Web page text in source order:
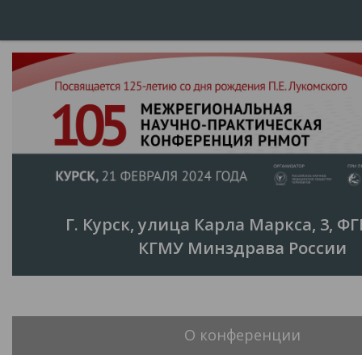
Г. Курск, улица Карла Маркса, 3,
КГМУ Минздрава России
О конференции
Мероприятия
Общество
Регистрация
Встраиваемая программа
Тезисы и заявки (НКТ 2024)
Приглашение на НКТ